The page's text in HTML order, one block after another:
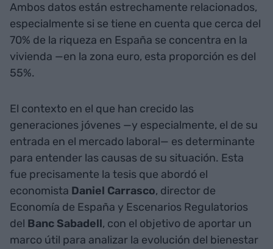
Ambos datos están estrechamente relacionados,
especialmente si se tiene en cuenta que cerca del
70% de la riqueza en España se concentra en la
vivienda —en la zona euro, esta proporción es del
55%.
El contexto en el que han crecido las
generaciones jóvenes —y especialmente, el de su
entrada en el mercado laboral— es determinante
para entender las causas de su situación. Esta
fue precisamente la tesis que abordó el
economista Daniel Carrasco, director de
Economía de España y Escenarios Regulatorios
del Banc Sabadell, con el objetivo de aportar un
marco útil para analizar la evolución del bienestar